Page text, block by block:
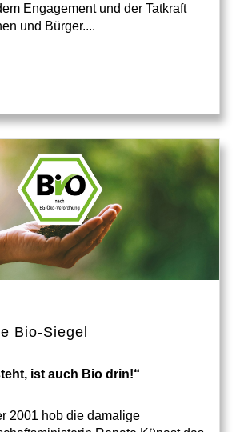
Engagement und der Tatkraft
und Bürger....
Bio-Siegel
ist auch Bio drin!“
2001 hob die damalige